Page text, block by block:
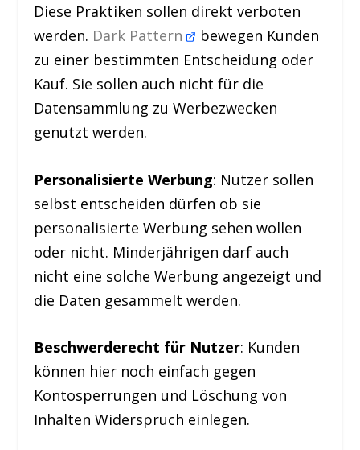
Diese Praktiken sollen direkt verboten
werden. Dark Pattern
bewegen Kunden
zu einer bestimmten Entscheidung oder
Kauf. Sie sollen auch nicht für die
Datensammlung zu Werbezwecken
genutzt werden.
Personalisierte Werbung: Nutzer sollen
selbst entscheiden dürfen ob sie
personalisierte Werbung sehen wollen
oder nicht. Minderjährigen darf auch
nicht eine solche Werbung angezeigt und
die Daten gesammelt werden.
Beschwerderecht für Nutzer: Kunden
können hier noch einfach gegen
Kontosperrungen und Löschung von
Inhalten Widerspruch einlegen.